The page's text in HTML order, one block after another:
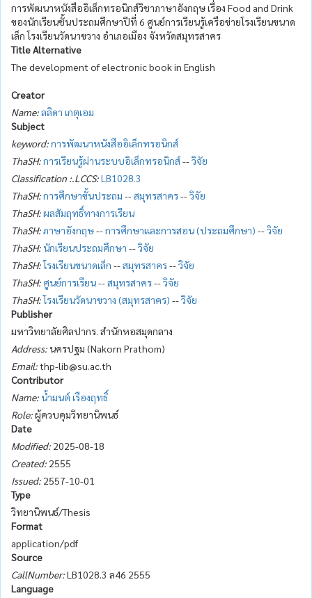
การพัฒนาหนังสืออิเล็กทรอนิกส์วิชาภาษาอังกฤษ เรื่อง Food and Drink
ของนักเรียนชั้นประถมศึกษาปีที่ 6 ศูนย์การเรียนรู้เครือข่ายโรงเรียนขนาด
เล็ก โรงเรียนวัดนาขวาง อำเภอเมือง จังหวัดสมุทรสาคร
Title Alternative
The development of electronic book in English
Creator
Name:ลลิดา เกตุเอม
Subject
keyword:การพัฒนาหนังสืออิเล็กทรอนิกส์
ThaSH:การเรียนรู้ผ่านระบบอิเล็กทรอนิกส์--วิจัย
Classification :.LCCS:LB1028.3
ThaSH:การศึกษาขั้นประถม --สมุทรสาคร--วิจัย
ThaSH:ผลสัมฤทธิ์ทางการเรียน
ThaSH:ภาษาอังกฤษ--การศึกษาและการสอน (ประถมศึกษา) --วิจัย
ThaSH:นักเรียนประถมศึกษา --วิจัย
ThaSH:โรงเรียนขนาดเล็ก --สมุทรสาคร--วิจัย
ThaSH: ศูนย์การเรียน--สมุทรสาคร--วิจัย
ThaSH:โรงเรียนวัดนาขวาง (สมุทรสาคร) --วิจัย
Publisher
มหาวิทยาลัยศิลปากร. สำนักหอสมุดกลาง
Address:นครปฐม (Nakorn Prathom)
Email:thp-lib@su.ac.th
Contributor
Name:น้ำมนต์ เรืองฤทธิ์
Role:ผู้ควบคุมวิทยานิพนธ์
Date
Modified: 2025-08-18
Created: 2555
Issued: 2557-10-01
Type
วิทยานิพนธ์/Thesis
Format
application/pdf
Source
CallNumber:LB1028.3 ล46 2555
Language